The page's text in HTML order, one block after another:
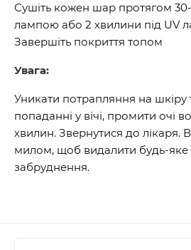
Сушіть кожен шар протягом
лампою або 2 хвилини під UV
Завершіть покриття топом
Увага:
Уникати потрапляння на шкіру
попаданні у вічі, промити очі
хвилин. Звернутися до лікаря.
милом, щоб видалити будь-яке
забруднення.